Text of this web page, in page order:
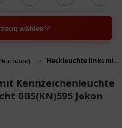
wählen
Heckleuchte links mit Kennzeichenleuchte und Nebelschlusslicht BBS(KN)595 Jokon
Kennzeichenleuchte
BBS(KN)595 Jokon